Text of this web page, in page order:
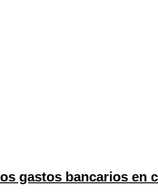
gastos bancarios en